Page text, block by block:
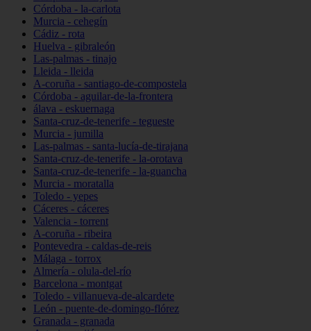
Córdoba - la-carlota
Murcia - cehegín
Cádiz - rota
Huelva - gibraleón
Las-palmas - tinajo
Lleida - lleida
A-coruña - santiago-de-compostela
Córdoba - aguilar-de-la-frontera
álava - eskuernaga
Santa-cruz-de-tenerife - tegueste
Murcia - jumilla
Las-palmas - santa-lucía-de-tirajana
Santa-cruz-de-tenerife - la-orotava
Santa-cruz-de-tenerife - la-guancha
Murcia - moratalla
Toledo - yepes
Cáceres - cáceres
Valencia - torrent
A-coruña - ribeira
Pontevedra - caldas-de-reis
Málaga - torrox
Almería - olula-del-río
Barcelona - montgat
Toledo - villanueva-de-alcardete
León - puente-de-domingo-flórez
Granada - granada